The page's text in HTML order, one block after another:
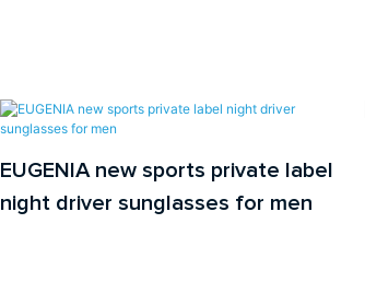
EUGENIA new sports private label
night driver sunglasses for men